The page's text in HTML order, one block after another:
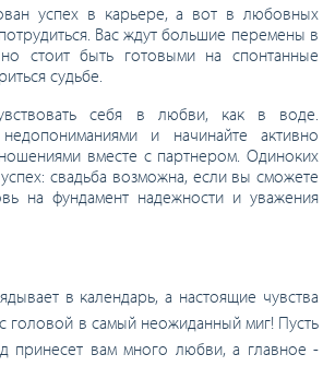
успех в карьере, а вот в любовных
Вас ждут большие перемены в
стоит быть готовыми на спонтанные
судьбе.
себя в любви, как в воде.
и начинайте активно
вместе с партнером. Одиноких
свадьба возможна, если вы сможете
на фундамент надежности и уважения
в календарь, а настоящие чувства
головой в самый неожиданный миг! Пусть
принесет вам много любви, а главное -